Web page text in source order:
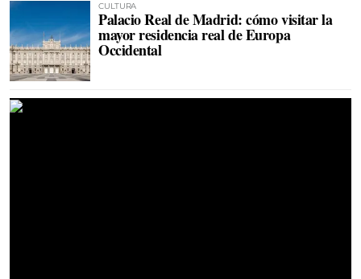
CULTURA
Palacio Real de Madrid: cómo visitar la
mayor residencia real de Europa
Occidental